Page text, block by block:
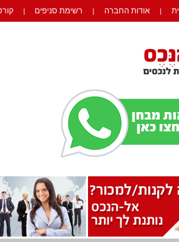
| אודות החברה | רשימת סניפים |